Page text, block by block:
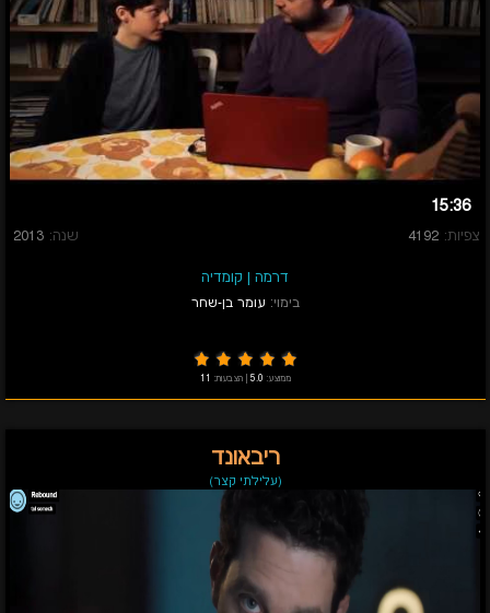
15:36
צפיות: 4192 שנה: 2013
דרמה | קומדיה
בימוי: עומר בן-שחר
ממוצע: 5.0
|הצבעות: 11
ריבאונד
(עלילתי קצר)